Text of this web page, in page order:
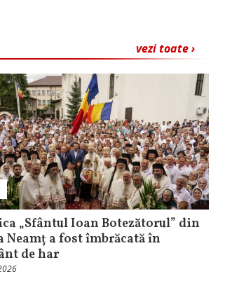
vezi toate ›
„Sfântul Ioan Botezătorul” din
Neamț a fost îmbrăcată în
de har